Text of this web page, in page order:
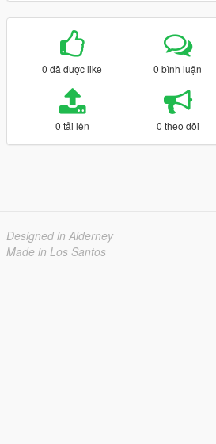
0 đã được like 0 bình luận
0 tải lên 0 theo dõi
Designed in Alderney
Made in Los Santos